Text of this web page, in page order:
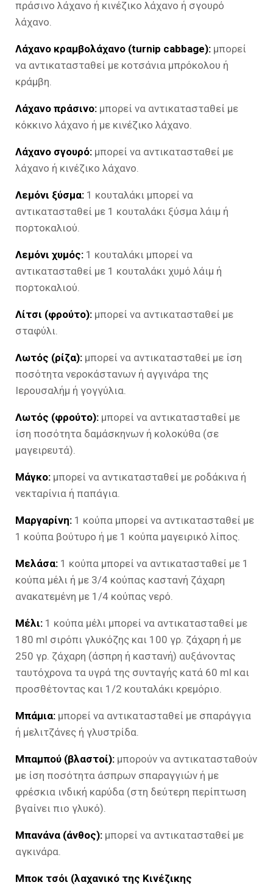
πράσινο λάχανο ή κινέζικο λάχανο ή σγουρό
λάχανο.
Λάχανο κραμβολάχανο (turnip cabbage): μπορεί
να αντικατασταθεί με κοτσάνια μπρόκολου ή
κράμβη.
Λάχανο πράσινο: μπορεί να αντικατασταθεί με
κόκκινο λάχανο ή με κινέζικο λάχανο.
Λάχανο σγουρό: μπορεί να αντικατασταθεί με
λάχανο ή κινέζικο λάχανο.
Λεμόνι ξύσμα: 1 κουταλάκι μπορεί να
αντικατασταθεί με 1 κουταλάκι ξύσμα λάιμ ή
πορτοκαλιού.
Λεμόνι χυμός: 1 κουταλάκι μπορεί να
αντικατασταθεί με 1 κουταλάκι χυμό λάιμ ή
πορτοκαλιού.
Λίτσι (φρούτο): μπορεί να αντικατασταθεί με
σταφύλι.
Λωτός (ρίζα): μπορεί να αντικατασταθεί με ίση
ποσότητα νεροκάστανων ή αγγινάρα της
Ιερουσαλήμ ή γογγύλια.
Λωτός (φρούτο): μπορεί να αντικατασταθεί με
ίση ποσότητα δαμάσκηνων ή κολοκύθα (σε
μαγειρευτά).
Μάγκο: μπορεί να αντικατασταθεί με ροδάκινα ή
νεκταρίνια ή παπάγια.
Μαργαρίνη: 1 κούπα μπορεί να αντικατασταθεί με
1 κούπα βούτυρο ή με 1 κούπα μαγειρικό λίπος.
Μελάσα: 1 κούπα μπορεί να αντικατασταθεί με 1
κούπα μέλι ή με 3/4 κούπας καστανή ζάχαρη
ανακατεμένη με 1/4 κούπας νερό.
Μέλι: 1 κούπα μέλι μπορεί να αντικατασταθεί με
180 ml σιρόπι γλυκόζης και 100 γρ. ζάχαρη ή με
250 γρ. ζάχαρη (άσπρη ή καστανή) αυξάνοντας
ταυτόχρονα τα υγρά της συνταγής κατά 60 ml και
προσθέτοντας και 1/2 κουταλάκι κρεμόριο.
Μπάμια: μπορεί να αντικατασταθεί με σπαράγγια
ή μελιτζάνες ή γλυστρίδα.
Μπαμπού (βλαστοί): μπορούν να αντικατασταθούν
με ίση ποσότητα άσπρων σπαραγγιών ή με
φρέσκια ινδική καρύδα (στη δεύτερη περίπτωση
βγαίνει πιο γλυκό).
Μπανάνα (άνθος): μπορεί να αντικατασταθεί με
αγκινάρα.
Μποκ τσόι (λαχανικό της Κινέζικης